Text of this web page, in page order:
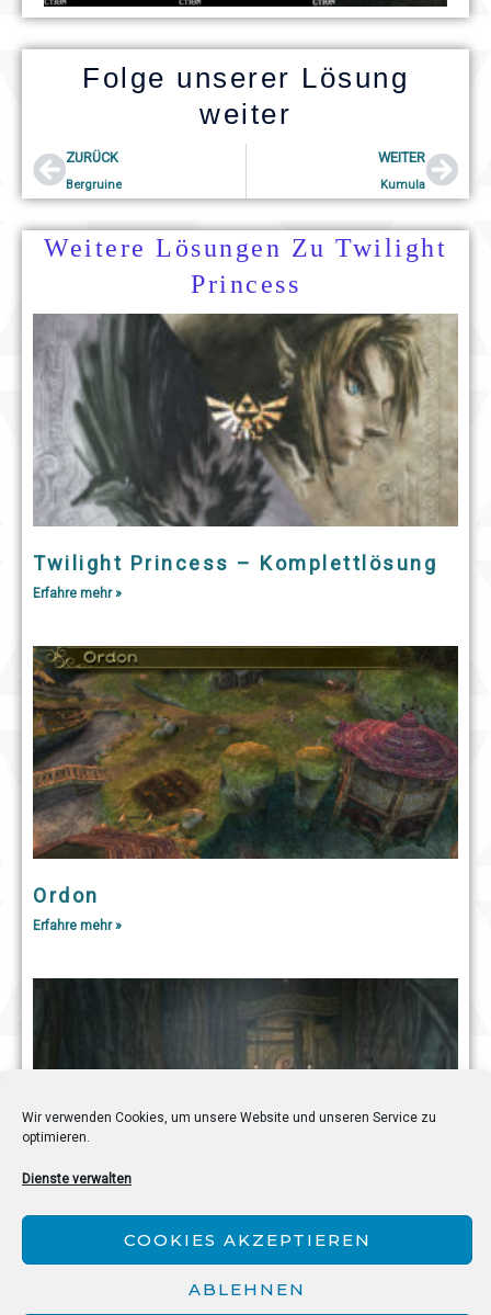
Wir verwenden Cookies, um unsere Website und unseren Service zu
optimieren.
Dienste verwalten
COOKIES AKZEPTIEREN
ABLEHNEN
Folge unserer Lösung
weiter
Prev
ZURÜCK
Bergruine
WEITER
Kumula
Weitere Lösungen Zu Twilight
Princess
Twilight Princess – Komplettlösung
Erfahre mehr »
Ordon
Erfahre mehr »